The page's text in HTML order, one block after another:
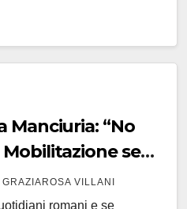
Manciuria: “No
se
GRAZIAROSA VILLANI
romani e se